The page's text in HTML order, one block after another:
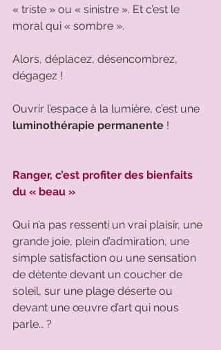
« triste » ou « sinistre ». Et c’est le
moral qui « sombre ».
Alors, déplacez, désencombrez,
dégagez !
Ouvrir l’espace à la lumière, c’est une
luminothérapie permanente !
Ranger, c’est profiter des bienfaits
du « beau »
Qui n’a pas ressenti un vrai plaisir, une
grande joie, plein d’admiration, une
simple satisfaction ou une sensation
de détente devant un coucher de
soleil, sur une plage déserte ou
devant une œuvre d’art qui nous
parle… ?